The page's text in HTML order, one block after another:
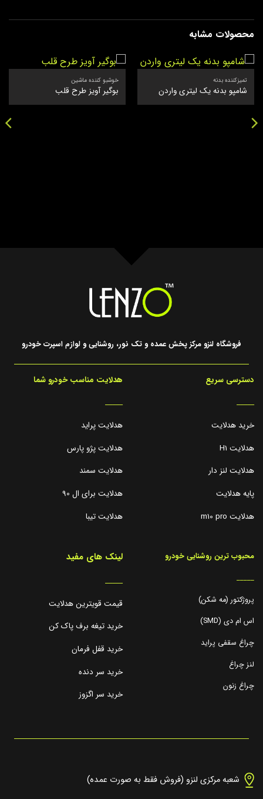
محصولات مشابه
تمیزکننده بدنه
شامپو بدنه یک لیتری واردن
خوشبو کننده ماشین
بوگیر آویز طرح قلب
فروشگاه لنزو مرکز پخش عمده و تک نور، روشنایی و لوازم اسپرت خودرو
دسترسی سریع
_____
خرید هدلایت
هدلایت H1
هدلایت لنز دار
پایه هدلایت
هدلایت m10 pro
هدلایت مناسب خودرو شما
_____
هدلایت پراید
هدلایت پژو پارس
هدلایت سمند
هدلایت برای ال 90
هدلایت تیبا
محبوب ترین روشنایی خودرو
_____
پروژکتور (مه شکن)
اس ام دی (SMD)
چراغ سقفی پراید
لنز چراغ
چراغ زنون
لینک های مفید
_____
قیمت قویترین هدلایت
خرید تیغه برف پاک کن
خرید قفل فرمان
خرید سر دنده
خرید سر اگزوز
شعبه مرکزی لنزو (فروش فقط به صورت عمده)